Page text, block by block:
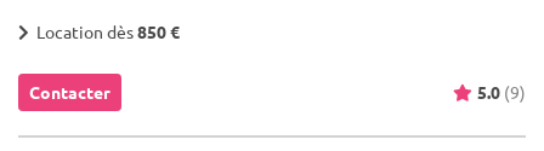
Location dès850 €
Contacter 5.0 (9)